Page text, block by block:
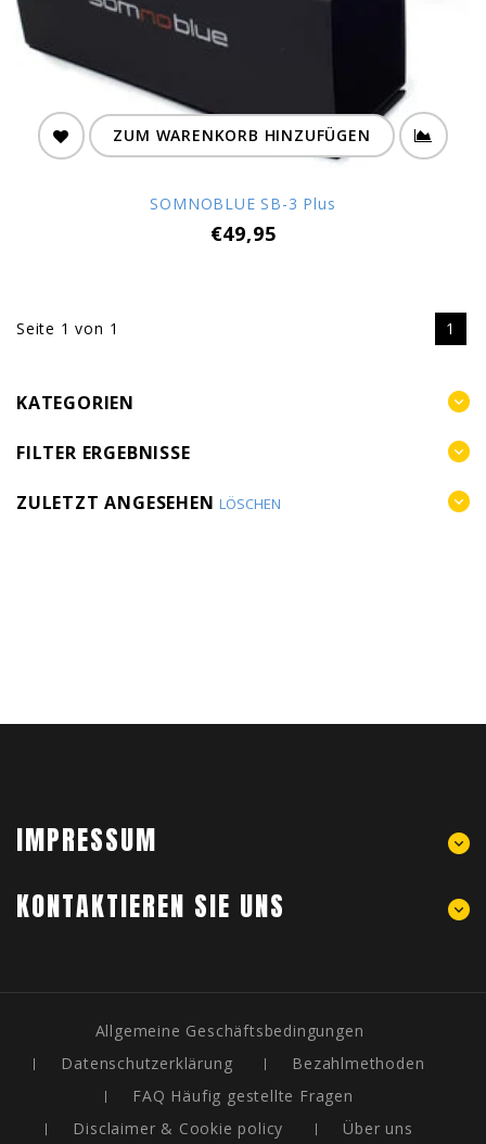
ZUM WARENKORB HINZUFÜGEN
SOMNOBLUE SB-3 Plus
€49,95
Seite 1 von 1 1
KATEGORIEN
FILTER ERGEBNISSE
ZULETZT ANGESEHENLÖSCHEN
IMPRESSUM
KONTAKTIEREN SIE UNS
Allgemeine Geschäftsbedingungen
Datenschutzerklärung
Bezahlmethoden
FAQ Häufig gestellte Fragen
Disclaimer & Cookie policy
Über uns